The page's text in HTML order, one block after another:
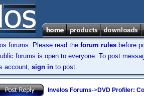
forums. Please read the forum rules before
forums is open to everyone. To post
account, sign in to post.
Invelos Forums->DVD Profiler: